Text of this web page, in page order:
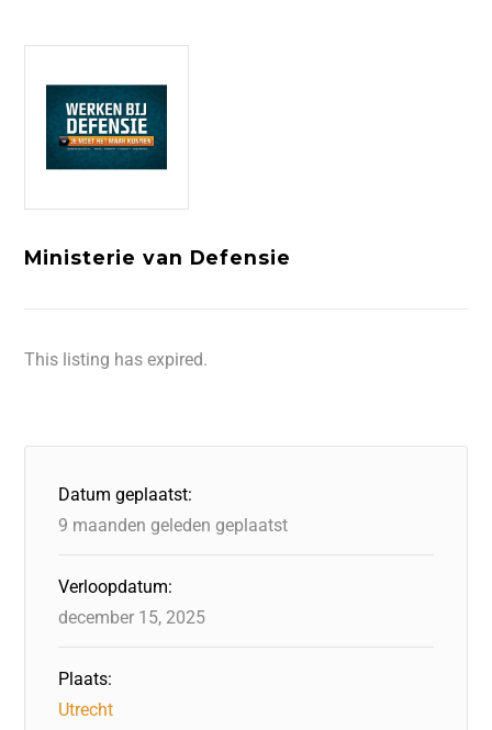
Ministerie van Defensie
This listing has expired.
Datum geplaatst:
9 maanden geleden geplaatst
Verloopdatum:
december 15, 2025
Plaats:
Utrecht